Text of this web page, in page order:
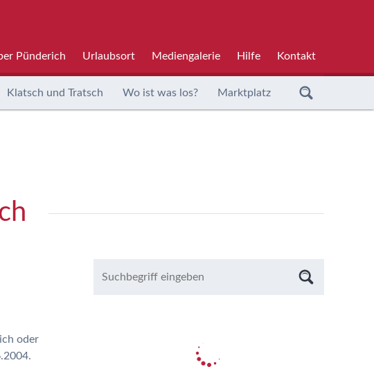
Pünderich Urlaubsort Mediengalerie Hilfe Kontakt
Klatsch und Tratsch Wo ist was los? Marktplatz
oder